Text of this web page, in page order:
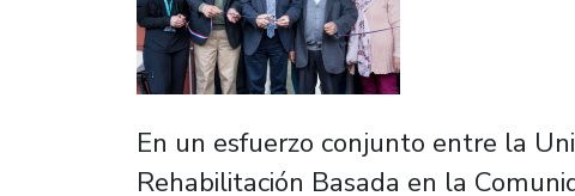
En un esfuerzo conjunto entre la
Rehabilitación Basada en la